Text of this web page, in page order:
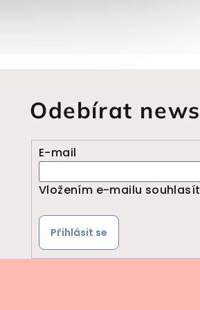
Odebírat
E-mail
Vložením e-mailu
Přihlásit se